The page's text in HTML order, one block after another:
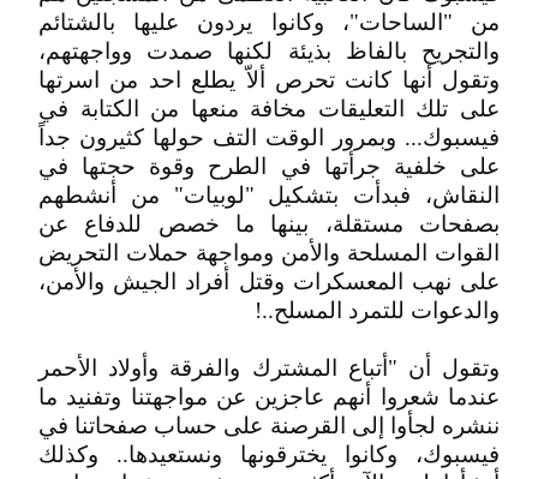
من "الساحات"، وكانوا يردون عليها بالشتائم
والتجريح بالفاظ بذيئة لكنها صمدت وواجهتهم،
وتقول أنها كانت تحرص ألاّ يطلع احد من اسرتها
على تلك التعليقات مخافة منعها من الكتابة في
فيسبوك... وبمرور الوقت التف حولها كثيرون جداً
على خلفية جرأتها في الطرح وقوة حجتها في
النقاش، فبدأت بتشكيل "لوبيات" من أنشطهم
بصفحات مستقلة، بينها ما خصص للدفاع عن
القوات المسلحة والأمن ومواجهة حملات التحريض
على نهب المعسكرات وقتل أفراد الجيش والأمن،
والدعوات للتمرد المسلح..!
وتقول أن "أتباع المشترك والفرقة وأولاد الأحمر
عندما شعروا أنهم عاجزين عن مواجهتنا وتفنيد ما
ننشره لجأوا إلى القرصنة على حساب صفحاتنا في
فيسبوك، وكانوا يخترقونها ونستعيدها.. وكذلك